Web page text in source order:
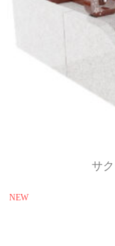
サ
NEW